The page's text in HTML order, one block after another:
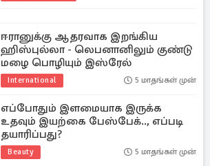
ஈரானுக்கு ஆதரவாக இறங்கிய
ஹிஸ்புல்லா - லெபனானிலும் குண்டு
மழை பொழியும் இஸ்ரேல்
International 5 மாதங்கள் முன்
எப்போதும் இளமையாக இருக்க
உதவும் இயற்கை பேஸ்பேக்.., எப்படி
தயாரிப்பது?
Beauty 5 மாதங்கள் முன்